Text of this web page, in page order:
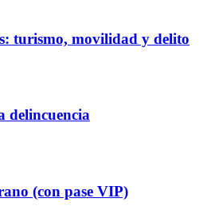
turismo, movilidad y delito
delincuencia
(con pase VIP)